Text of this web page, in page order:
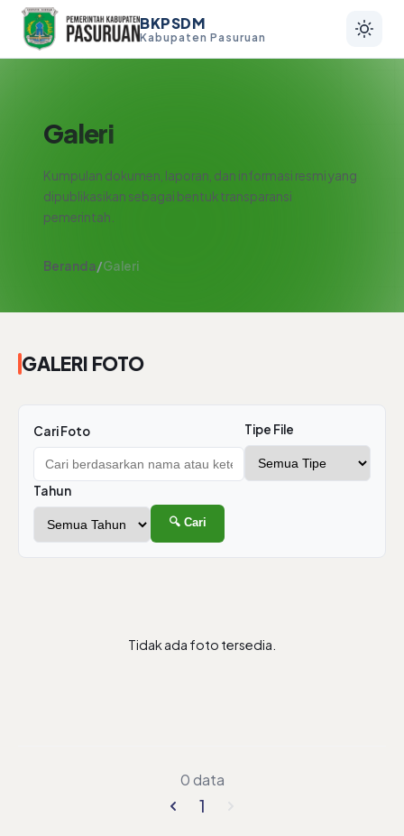
BKPSDM
Kabupaten Pasuruan
Galeri
Kumpulan dokumen, laporan, dan informasi resmi yang
dipublikasikan sebagai bentuk transparansi
pemerintah.
Beranda/Galeri
GALERI FOTO
Cari Foto Tipe File
Tahun
🔍 Cari
Tidak ada foto tersedia.
0 data
1